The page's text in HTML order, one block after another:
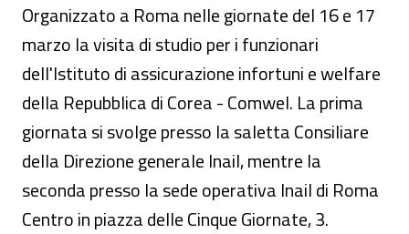
Organizzato a Roma nelle giornate del 16 e 17
marzo la visita di studio per i funzionari
dell'Istituto di assicurazione infortuni e welfare
della Repubblica di Corea - Comwel. La prima
giornata si svolge presso la saletta Consiliare
della Direzione generale Inail, mentre la
seconda presso la sede operativa Inail di Roma
Centro in piazza delle Cinque Giornate, 3.